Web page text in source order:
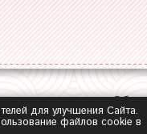
для улучшения Сайта.
файлов cookie в